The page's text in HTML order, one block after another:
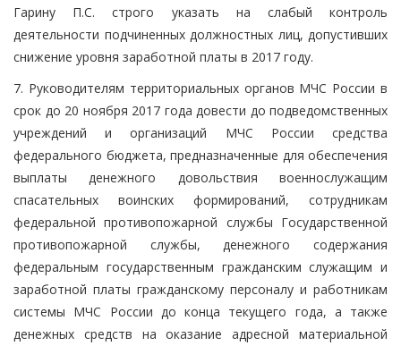
Гарину П.С. строго указать на слабый контроль
деятельности подчиненных должностных лиц, допустивших
снижение уровня заработной платы в 2017 году.
7. Руководителям территориальных органов МЧС России в
срок до 20 ноября 2017 года довести до подведомственных
учреждений и организаций МЧС России средства
федерального бюджета, предназначенные для обеспечения
выплаты денежного довольствия военнослужащим
спасательных воинских формирований, сотрудникам
федеральной противопожарной службы Государственной
противопожарной службы, денежного содержания
федеральным государственным гражданским служащим и
заработной платы гражданскому персоналу и работникам
системы МЧС России до конца текущего года, а также
денежных средств на оказание адресной материальной